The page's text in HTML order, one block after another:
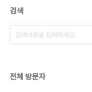
검색
전체 방문자